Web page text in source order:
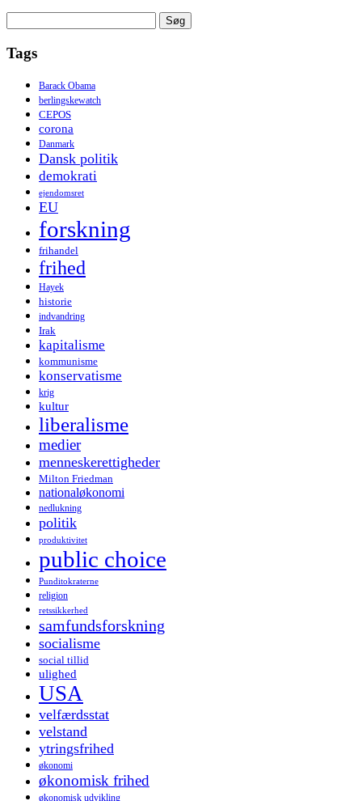
efter:
Tags
Barack Obama
berlingskewatch
CEPOS
corona
Danmark
Dansk politik
demokrati
ejendomsret
EU
forskning
frihandel
frihed
Hayek
historie
indvandring
Irak
kapitalisme
kommunisme
konservatisme
krig
kultur
liberalisme
medier
menneskerettigheder
Milton Friedman
nationaløkonomi
nedlukning
politik
produktivitet
public choice
Punditokraterne
religion
retssikkerhed
samfundsforskning
socialisme
social tillid
ulighed
USA
velfærdsstat
velstand
ytringsfrihed
økonomi
økonomisk frihed
økonomisk udvikling